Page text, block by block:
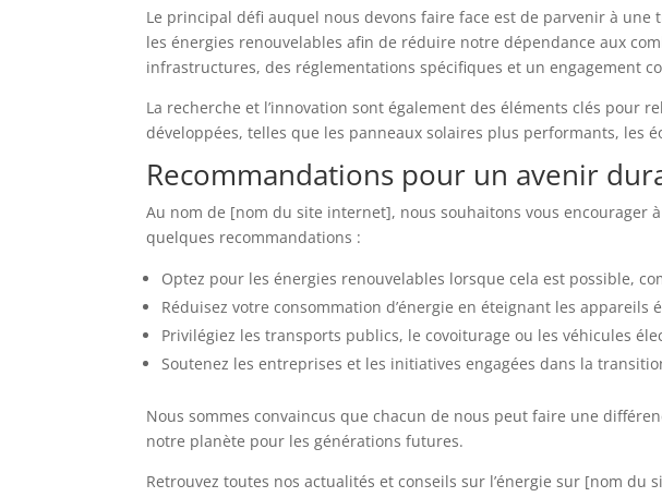
Le principal défi auquel nous devons faire face est de parvenir à
les énergies renouvelables afin de réduire notre dépendance aux
infrastructures, des réglementations spécifiques et un engagement
La recherche et l’innovation sont également des éléments clés pour
développées, telles que les panneaux solaires plus performants, les
Recommandations pour un avenir
Au nom de [nom du site internet], nous souhaitons vous encourager
quelques recommandations :
Optez pour les énergies renouvelables lorsque cela est possible,
Réduisez votre consommation d’énergie en éteignant les
Privilégiez les transports publics, le covoiturage ou les véhicules
Soutenez les entreprises et les initiatives engagées dans la
Nous sommes convaincus que chacun de nous peut faire une
notre planète pour les générations futures.
Retrouvez toutes nos actualités et conseils sur l’énergie sur [nom du